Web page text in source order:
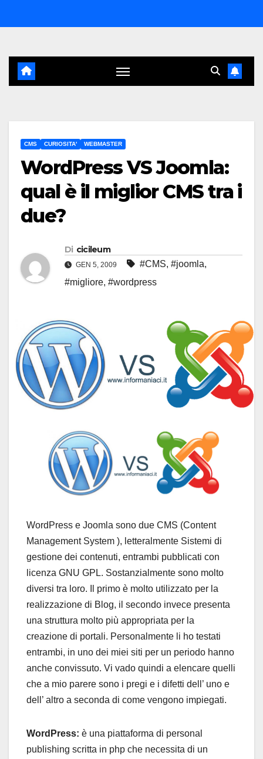
al
CMS CURIOSITA' WEBMASTER
WordPress VS Joomla:
qual è il miglior CMS tra i
due?
Di cicileum
GEN 5, 2009 #CMS, #joomla,
#migliore, #wordpress
WordPress e Joomla sono due CMS (Content
Management System ), letteralmente Sistemi di
gestione dei contenuti, entrambi pubblicati con
licenza GNU GPL. Sostanzialmente sono molto
diversi tra loro. Il primo è molto utilizzato per la
realizzazione di Blog, il secondo invece presenta
una struttura molto più appropriata per la
creazione di portali. Personalmente li ho testati
entrambi, in uno dei miei siti per un periodo hanno
anche convissuto. Vi vado quindi a elencare quelli
che a mio parere sono i pregi e i difetti dell’ uno e
dell’ altro a seconda di come vengono impiegati.
WordPress: è una piattaforma di personal
publishing scritta in php che necessita di un